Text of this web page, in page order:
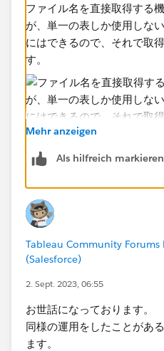
ファイル名を直接取得する
が、単一の表しか使用しな
にはできるので、それで取
す。
Mehr anzeigen
Als hilfreich markieren
Tableau Community
(Salesforce)
2. Sept. 2023, 06:55
お世話になっております。
同様の運用をしたことがあ
ます。